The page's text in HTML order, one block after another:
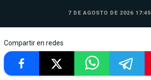
7 DE AGOSTO DE 2026 17:45
Compartir en redes